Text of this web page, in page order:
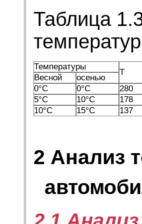
Таблица
Температуры
Т
Весной
осенью
0°C
0°C
280
5°C
10°C
178
10°C
15°C 137
2 Анализ